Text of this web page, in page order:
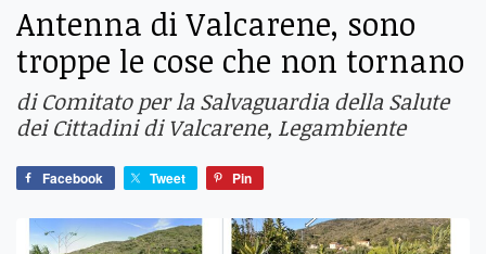
Antenna di Valcarene, sono
troppe le cose che non tornano
di Comitato per la Salvaguardia della Salute
dei Cittadini di Valcarene, Legambiente
Facebook Tweet Pin